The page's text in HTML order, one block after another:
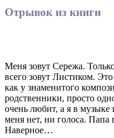
Отрывок из книги
Меня зовут Сережа.
всего зовут Листиком.
как у знаменитого
родственники, просто
очень любит, а я в
меня нет, ни голоса. Папа
Наверное…